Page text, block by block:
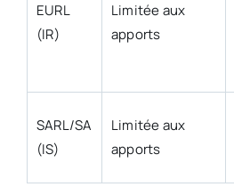
EURL
(IR)
Limitée aux
apports
SARL/SA
(IS)
Limitée aux
apports